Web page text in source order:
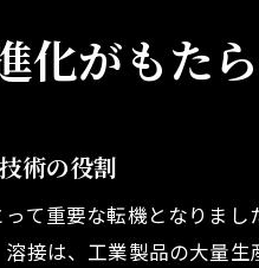
融
化がもた
術の役割
て重要な転機となりま
接は、工業製品の大量